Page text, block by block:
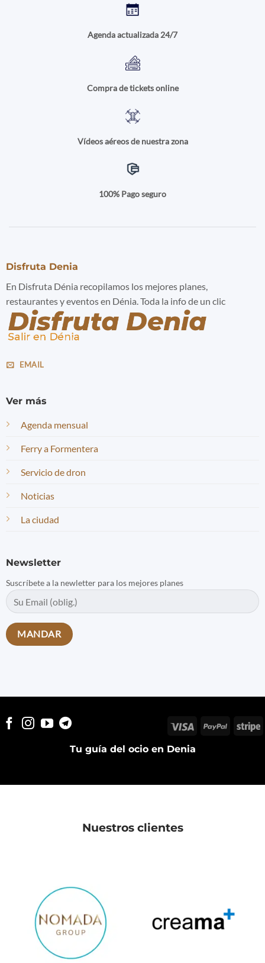
Agenda actualizada 24/7
Compra de tickets online
Vídeos aéreos de nuestra zona
100% Pago seguro
Disfruta Denia
En Disfruta Dénia recopilamos los mejores planes,
restaurantes y eventos en Dénia. Toda la info de un clic
EMAIL
Ver más
Agenda mensual
Ferry a Formentera
Servicio de dron
Noticias
La ciudad
Newsletter
Suscríbete a la newletter para los mejores planes
Tu guía del ocio en Denia
Visa PayPal
Nuestros clientes